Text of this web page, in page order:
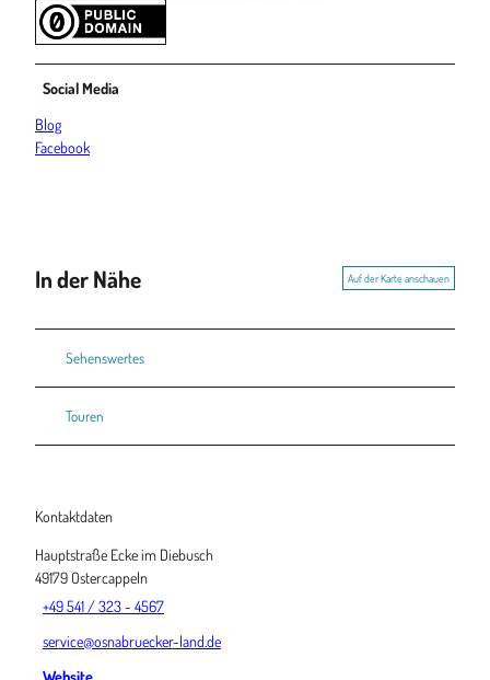
Social Media
Blog
Facebook
In der Nähe Auf der Karte anschauen
Sehenswertes
Touren
Kontaktdaten
Hauptstraße Ecke im Diebusch
49179 Ostercappeln
+49 541 / 323 - 4567
service@osnabruecker-land.de